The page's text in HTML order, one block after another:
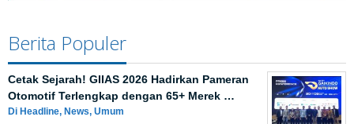
Berita Populer
Cetak Sejarah! GIIAS 2026 Hadirkan Pameran
Otomotif Terlengkap dengan 65+ Merek …
Di Headline, News, Umum